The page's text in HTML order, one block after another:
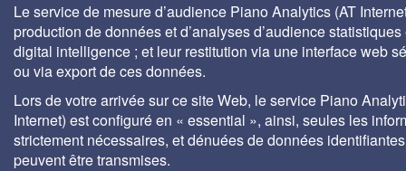
Le service de mesure d’audience Piano Analytics (AT
production de données et d’analyses d’audience statistiques
digital intelligence ; et leur restitution via une interface web
ou via export de ces données.
Lors de votre arrivée sur ce site Web, le service Piano
Internet) est configuré en « essential », ainsi, seules les
strictement nécessaires, et dénuées de données
peuvent être transmises.